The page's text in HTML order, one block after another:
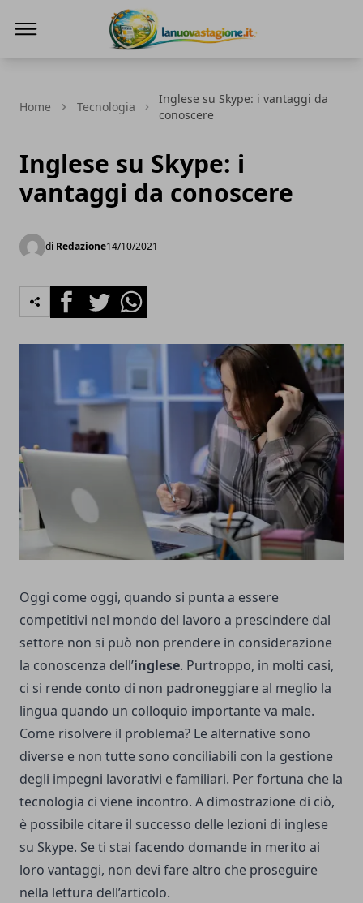
Home Tecnologia
Inglese su Skype: i vantaggi da
conoscere
Inglese su Skype: i
vantaggi da conoscere
di Redazione14/10/2021
FacebookTwitterWhatsapp
Oggi come oggi, quando si punta a essere
competitivi nel mondo del lavoro a prescindere dal
settore non si può non prendere in considerazione
la conoscenza dell’inglese. Purtroppo, in molti casi,
ci si rende conto di non padroneggiare al meglio la
lingua quando un colloquio importante va male.
Come risolvere il problema? Le alternative sono
diverse e non tutte sono conciliabili con la gestione
degli impegni lavorativi e familiari. Per fortuna che la
tecnologia ci viene incontro. A dimostrazione di ciò,
è possibile citare il successo delle lezioni di inglese
su Skype. Se ti stai facendo domande in merito ai
loro vantaggi, non devi fare altro che proseguire
nella lettura dell’articolo.